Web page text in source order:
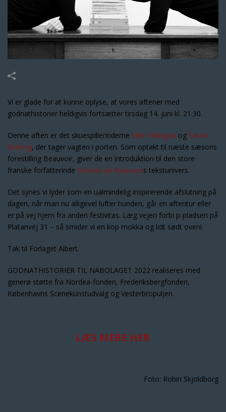
Vi er glade for at kunne oplyse, at vores aftener med
godnathistorier heldigvis fortsætter tirsdag 14. juni kl. 21.30.
Denne aften er det skuespillerinderne Ellen Hillingsø og Sarah
Boberg, der tager vagten i porten. Som optakt til næste sæsons
forestilling Beauvoir, giver de en introduktion til den store
franske forfatterinde Simone de Beauvoirs tekstunivers.
Det synes vi lyder som en ualmindelig inspirerende afslutning på
dagen, når man nu alligevel lufter hunden, går en aftentur eller
er på vej hjem fra anden festivitas. Læg vejen forbi p-pladsen på
Platanvej 31 – så smider vi en kop mokka og lidt sødt oveni.
Tak til Forlaget Albert.
GODNATHISTORIER TIL NABOLAGET 2022 realiseres med
generø støtte fra Nordea-fonden, Frederiksbergfonden,
Københavns Scenekunstudvalg og Vesterbropuljen.
LÆS MERE HER
Foto: Robin Skjoldborg